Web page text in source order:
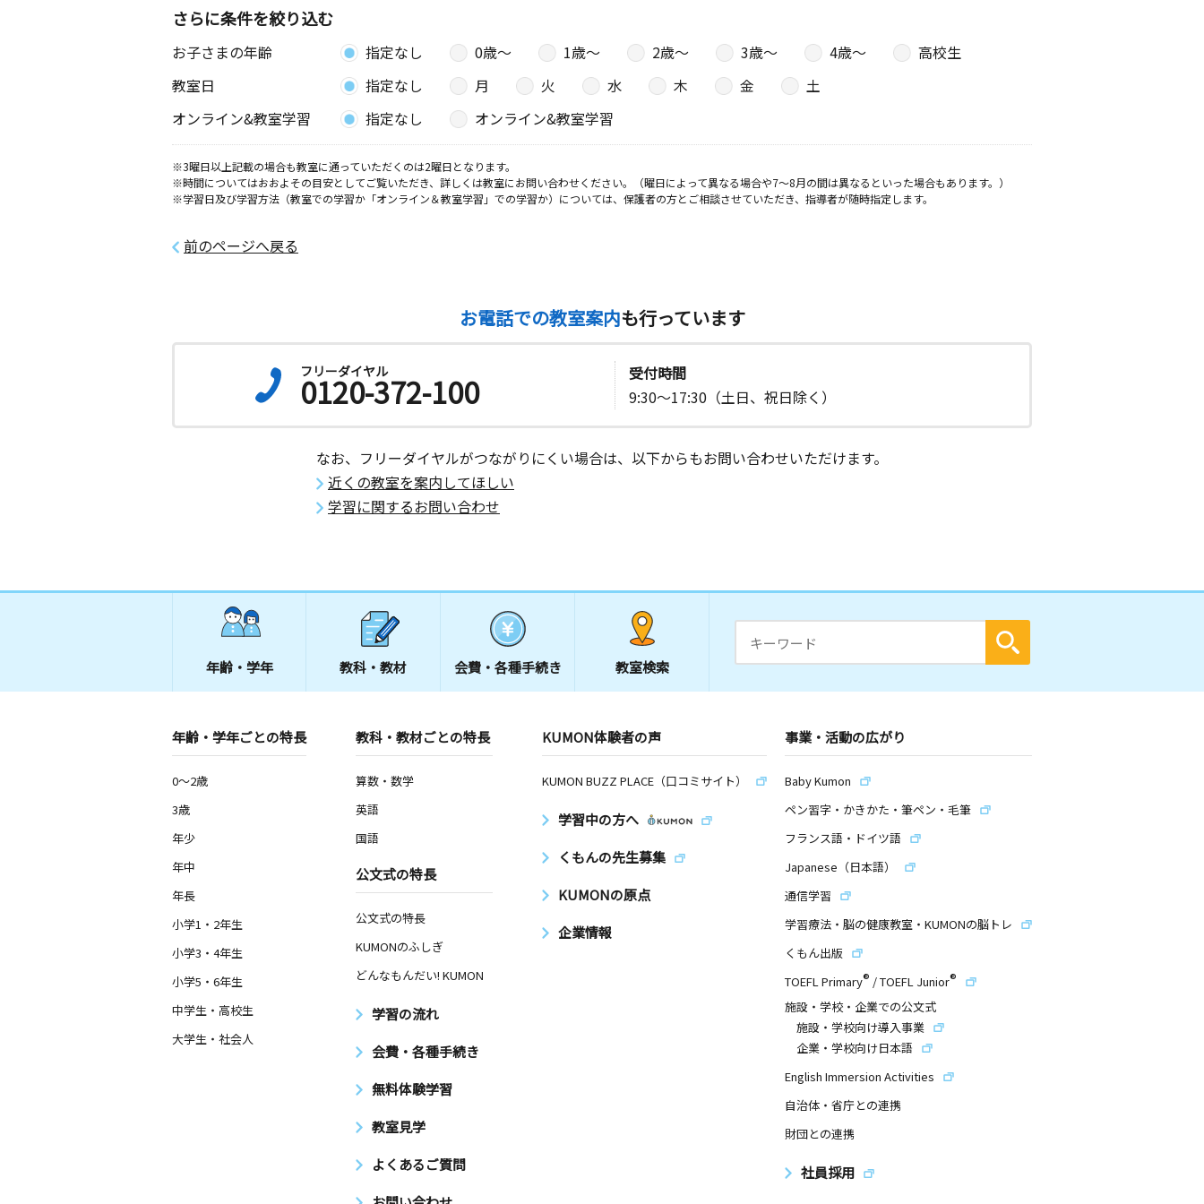
さらに条件を絞り込む
お子さまの年齢 指定なし 0歳〜 1歳〜 2歳〜 3歳〜 4歳〜
高校生
教室日
指定なし 月 火 水 木 金
土
オンライン&教室学習
指定なし オンライン&教室学習
※3曜日以上記載の場合も教室に通っていただくのは2曜日となります。
※時間についてはおおよその目安としてご覧いただき、詳しくは教室にお問い合わせください。（曜日によって異なる場合や7～8月の間は異なるといった場合もあります。）
※学習日及び学習方法（教室での学習か「オンライン＆教室学習」での学習か）については、保護者の方とご相談させていただき、指導者が随時指定します。
前のページへ戻る
お電話での教室案内も行っています
フリーダイヤル
0120-372-100
受付時間
9:30～17:30（土日、祝日除く）
なお、フリーダイヤルがつながりにくい場合は、以下からもお問い合わせいただけます。
近くの教室を案内してほしい
学習に関するお問い合わせ
年齢・学年 教科・教材 会費・ 各種手続き 教室検索
年齢・学年ごとの特長
0～2歳
3歳
年少
年中
年長
小学1・2年生
小学3・4年生
小学5・6年生
中学生・高校生
大学生・社会人
教科・教材ごとの特長
算数・数学
英語
国語
公文式の特長
公文式の特長
KUMONのふしぎ
どんなもんだい! KUMON
学習の流れ
会費・各種手続き
無料体験学習
教室見学
よくあるご質問
KUMON体験者の声
KUMON BUZZ PLACE（口コミサイト）
学習中の方へ
くもんの先生募集
KUMONの原点
企業情報
事業・活動の広がり
Baby Kumon
ペン習字・かきかた・筆ペン・毛筆
フランス語・ドイツ語
Japanese（日本語）
通信学習
学習療法・脳の健康教室・KUMONの脳トレ
くもん出版
TOEFL Primary® /TOEFL Junior®
施設・学校・企業での公文式
施設・学校向け導入事業
企業・学校向け日本語
English Immersion Activities
自治体・省庁との連携
財団との連携
社員採用